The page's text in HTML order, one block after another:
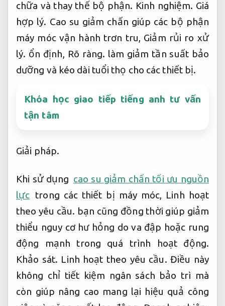
chữa và thay thế bộ phận. Kinh nghiệm. Giá
hợp lý. Cao su giảm chấn giúp các bộ phận
máy móc vận hành trơn tru, Giảm rủi ro xử
lý. ổn định, Rõ ràng. làm giảm tần suất bảo
dưỡng và kéo dài tuổi thọ cho các thiết bị.
Khóa học giao tiếp tiếng anh tư vấn
tận tâm
Giải pháp.
Khi sử dụng cao su giảm chấn tối ưu nguồn
lực trong các thiết bị máy móc, Linh hoạt
theo yêu cầu. bạn cũng đồng thời giúp giảm
thiểu nguy cơ hư hỏng do va đập hoặc rung
động mạnh trong quá trình hoạt động.
Khảo sát. Linh hoạt theo yêu cầu. Điều này
không chỉ tiết kiệm ngân sách bảo trì mà
còn giúp nâng cao mang lại hiệu quả công